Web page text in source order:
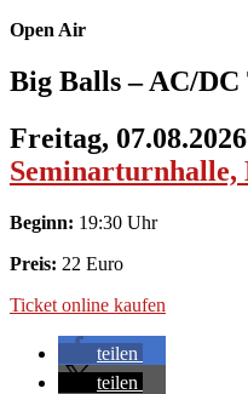
Open Air
Big Balls – AC/
Freitag, 07.08.2026
Seminarturnhalle,
Beginn: 19:30 Uhr
Preis: 22 Euro
Ticket online kaufen
teilen
teilen